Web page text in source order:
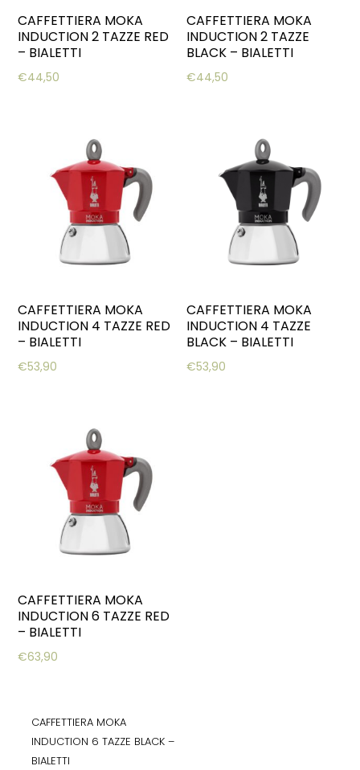
CAFFETTIERA MOKA
INDUCTION 2 TAZZE RED
– BIALETTI
€44,50
CAFFETTIERA MOKA
INDUCTION 2 TAZZE
BLACK – BIALETTI
€44,50
CAFFETTIERA MOKA
INDUCTION 4 TAZZE RED
– BIALETTI
€53,90
CAFFETTIERA MOKA
INDUCTION 4 TAZZE
BLACK – BIALETTI
€53,90
CAFFETTIERA MOKA
INDUCTION 6 TAZZE RED
– BIALETTI
€63,90
CAFFETTIERA MOKA
INDUCTION 6 TAZZE BLACK –
BIALETTI